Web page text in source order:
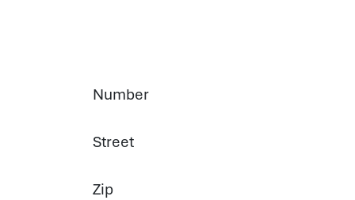
Number
Street
Zip